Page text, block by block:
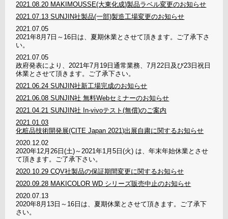
2021.08.20 MAKIMOUSSE(大東化成)製品ラベル変更のお知らせ
2021.07.13 SUNJIN社製品(一部)製造工場変更のお知らせ
2021.07.05
2021年8月7日～16日は、夏期休業とさせて頂きます。ご了承下さ
い。
2021.07.05
政府発表により、2021年7月19日通常業務、7月22日及び23日祝日
休業とさせて頂きます。ご了承下さい。
2021.06.24 SUNJIN社新工場完成のお知らせ
2021.06.08 SUNJIN社 無料Webセミナーのお知らせ
2021.04.21 SUNJIN社 In-vivoテスト(無償)のご案内
2021.01.03
化粧品技術開発展(CITE Japan 2021)出展自粛に関するお知らせ
2020.12.02
2020年12月26日(土)～2021年1月5日(火) は、年末年始休業とさせ
て頂きます。ご了承下さい。
2020.10.29 CQV社製品の保証期間変更に関するお知らせ
2020.09.28 MAKICOLOR WD シリーズ販売中止のお知らせ
2020.07.13
2020年8月13日～16日は、夏期休業とさせて頂きます。ご了承下
さい。